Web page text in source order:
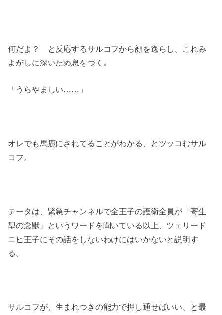
何だよ？ と反応するサルコフから顔を逸らし、これみ
よがしに深いため息をつく。
「うらやましい……」
オレでも馬鹿にされてることがわかる、とツッコむサル
コフ。
テータは、緊急チャンネルで全王子の護衛全員が「寄生
型の念獣」というワードを聞いている以上、ツェリード
ニヒ王子にその話をしないわけにはいかないと説明す
る。
サルコフが、生まれつきの能力で押し通せばいい、と最